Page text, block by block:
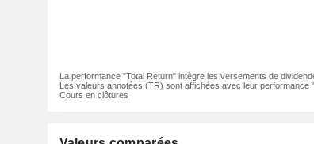
La performance "Total Return" intègre les versements de
Les valeurs annotées (TR) sont affichées avec leur performance
Cours en clôtures